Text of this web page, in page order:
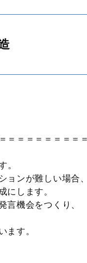
＝＝＝＝＝＝＝＝
す。
ションが難しい場
にします。
発言機会をつくり
ます。